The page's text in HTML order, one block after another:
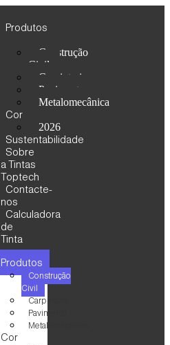
Produtos
Construção
Civil
Carpintaria
Pavimento
Metalomecânica
Cor
2026
Sustentabilidade
Sobre
a Tintas
Toptech
Contacte-
nos
Calculadora
de
Tinta
Produtos
Construção
Civil
Carpintaria
Pavimento
Metalomecânica
Cor